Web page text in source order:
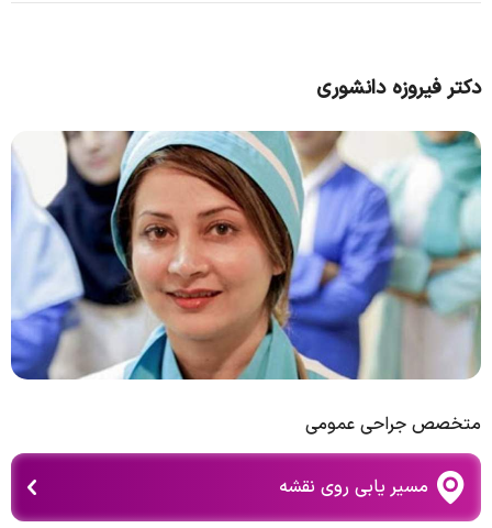
دکتر فیروزه دانشوری
متخصص جراحی عمومی
مسیر یابی روی نقشه